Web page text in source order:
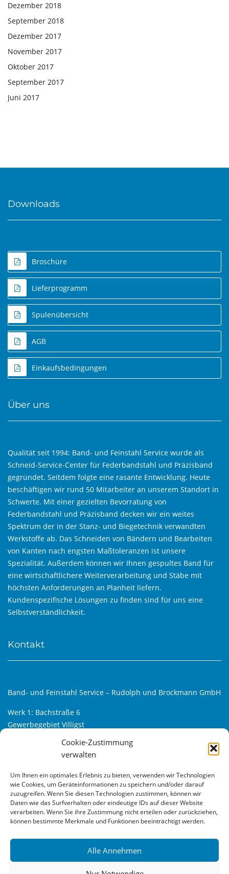
Cookie-Zustimmung
verwalten
Um Ihnen ein optimales Erlebnis zu bieten, verwenden wir Technologien
wie Cookies, um Geräteinformationen zu speichern und/oder darauf
zuzugreifen. Wenn Sie diesen Technologien zustimmen, können wir
Daten wie das Surfverhalten oder eindeutige IDs auf dieser Website
verarbeiten. Wenn Sie ihre Zustimmung nicht erteilen oder zurückziehen,
können bestimmte Merkmale und Funktionen beeinträchtigt werden.
Alle Annehmen
Dezember 2018
September 2018
Dezember 2017
November 2017
Oktober 2017
September 2017
Juni 2017
Downloads
Broschüre
Lieferprogramm
Spulenübersicht
AGB
Einkaufsbedingungen
Über uns
Qualität seit 1994: Band- und Feinstahl Service wurde als
Schneid-Service-Center für Federbandstahl und Präzisband
gegründet. Seitdem folgte eine rasante Entwicklung. Heute
beschäftigen wir rund 50 Mitarbeiter an unserem Standort in
Schwerte. Mit einer gezielten Bevorratung von
Federbandstahl und Präzisband decken wir ein weites
Spektrum der in der Stanz- und Biegetechnik verwandten
Werkstoffe ab. Das Schneiden von Bändern und Bearbeiten
von Kanten nach engsten Maßtoleranzen ist unsere
Spezialität. Außerdem können wir Ihnen gespultes Band für
eine wirtschaftlichere Weiterverarbeitung und Stäbe mit
höchsten Anforderungen an Planheit liefern.
Kundenspezifische Lösungen zu finden sind für uns eine
Selbstverständlichkeit.
Kontakt
Band- und Feinstahl Service – Rudolph und Brockmann GmbH
Werk 1: Bachstraße 6
Gewerbegebiet Villigst
Werk 2: Alfred-Klanke-Str. 6
D-58239 Schwerte
Tel.: +49 (0) 23 04 – 9 66 33 – 0
Fax: +49 (0) 23 04 – 9 66 33 – 22
Web:www.bfs24.de
Mail:info@bfs24.de